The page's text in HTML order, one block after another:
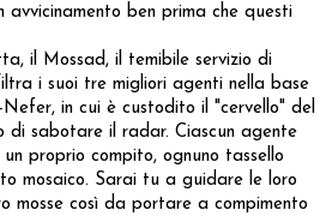
ben prima che questi
il Mossad, il temibile servizio di
i suoi tre migliori agenti nella base
in cui è custodito il "cervello" del
di sabotare il radar. Ciascun agente
proprio compito, ognuno tassello
mosaico. Sarai tu a guidare le loro
mosse così da portare a compimento